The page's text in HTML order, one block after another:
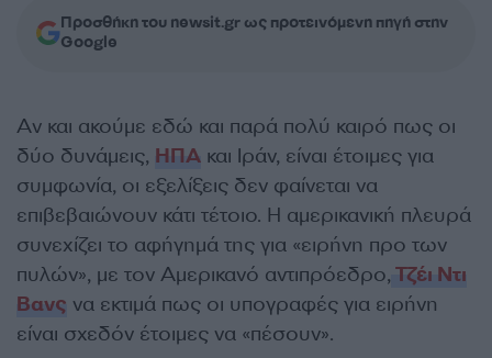
Προσθήκη του newsit.gr ως προτεινόμενη πηγή στην
Google
Αν και ακούμε εδώ και παρά πολύ καιρό πως οι
δύο δυνάμεις, ΗΠΑ και Ιράν, είναι έτοιμες για
συμφωνία, οι εξελίξεις δεν φαίνεται να
επιβεβαιώνουν κάτι τέτοιο. Η αμερικανική πλευρά
συνεχίζει το αφήγημά της για «ειρήνη προ των
πυλών», με τον Αμερικανό αντιπρόεδρο, Τζέι Ντι
Βανς να εκτιμά πως οι υπογραφές για ειρήνη
είναι σχεδόν έτοιμες να «πέσουν».